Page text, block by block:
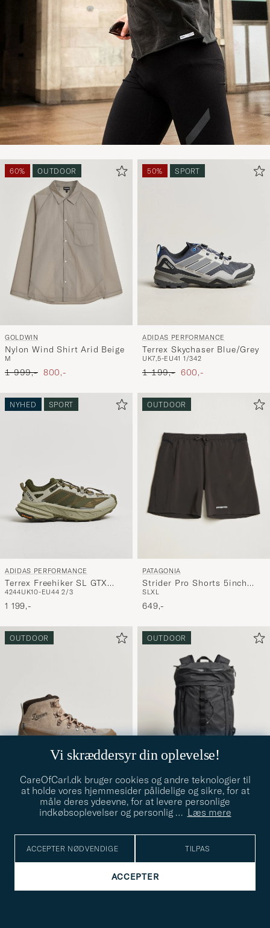
60% OUTDOOR
GOLDWIN
Nylon Wind Shirt Arid Beige
M
Ordinary pris
1 999,- Nedsat pris
800,-
50% SPORT
ADIDAS PERFORMANCE
Terrex Skychaser Blue/Grey
UK7,5-EU41 1/342
Ordinary pris
1 199,- Nedsat pris
600,-
NYHED SPORT
ADIDAS PERFORMANCE
Terrex Freehiker SL GTX
Olive/Khaki
4244UK10-EU44 2/3
1 199,-
OUTDOOR
PATAGONIA
Strider Pro Shorts 5inch
Black
SLXL
649,-
OUTDOOR
Mountain 600 GTX Suede
OUTDOOR
SNOW PEAK
Active Field Backpack M
2 599,-
OUTDOOR
Vi skræddersyr din oplevelse!
CareOfCarl.dk bruger cookies og andre teknologier til
at holde vores hjemmesider pålidelige og sikre, for at
måle deres ydeevne, for at levere personlige
indkøbsoplevelser og personlig … Læs mere
ACCEPTER NØDVENDIGE TILPAS
ACCEPTER